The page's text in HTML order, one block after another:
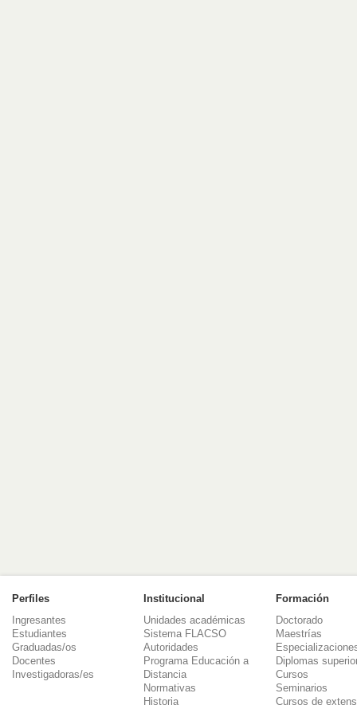
Perfiles
Ingresantes
Estudiantes
Graduadas/os
Docentes
Investigadoras/es
Institucional
Unidades académicas
Sistema FLACSO
Autoridades
Programa Educación a
Distancia
Normativas
Historia
Formación
Doctorado
Maestrías
Diplomas
Cursos
Seminarios
Cursos de